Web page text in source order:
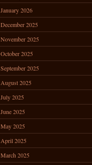
January 2026
December 2025
November 2025
October 2025
September 2025
August 2025
July 2025
June 2025
May 2025
April 2025
March 2025